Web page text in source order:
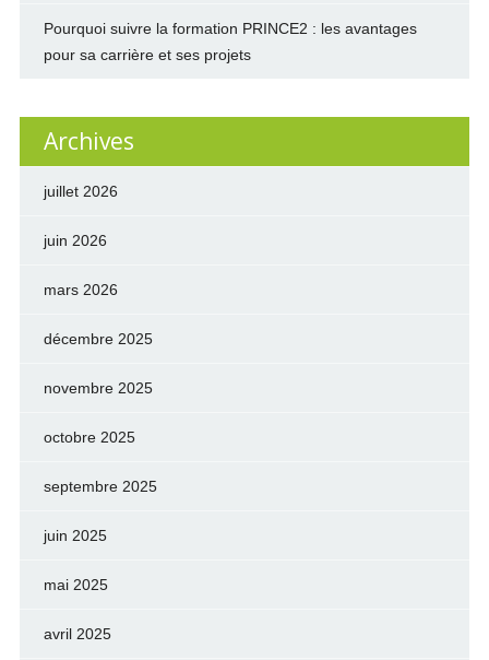
Pourquoi suivre la formation PRINCE2 : les avantages
pour sa carrière et ses projets
Archives
juillet 2026
juin 2026
mars 2026
décembre 2025
novembre 2025
octobre 2025
septembre 2025
juin 2025
mai 2025
avril 2025